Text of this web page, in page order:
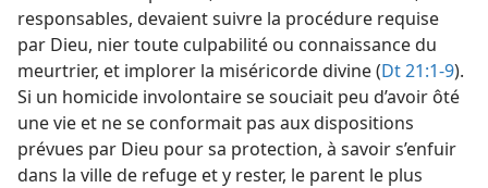
responsables, devaient suivre la procédure requise
par Dieu, nier toute culpabilité ou connaissance du
meurtrier, et implorer la miséricorde divine (Dt 21:1-9).
Si un homicide involontaire se souciait peu d’avoir ôté
une vie et ne se conformait pas aux dispositions
prévues par Dieu pour sa protection, à savoir s’enfuir
dans la ville de refuge et y rester, le parent le plus